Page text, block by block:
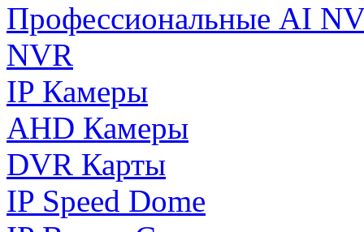
Профессиональные AI
NVR
IP Камеры
AHD Камеры
DVR Карты
IP Speed Dome